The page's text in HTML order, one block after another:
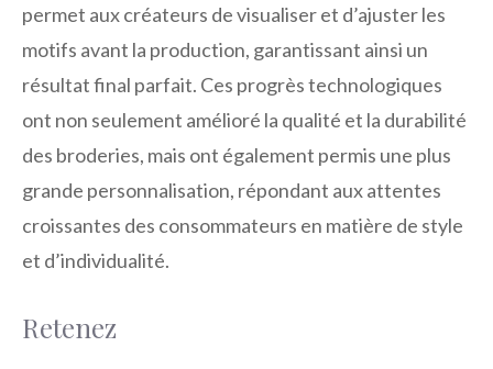
permet aux créateurs de visualiser et d’ajuster les
motifs avant la production, garantissant ainsi un
résultat final parfait. Ces progrès technologiques
ont non seulement amélioré la qualité et la durabilité
des broderies, mais ont également permis une plus
grande personnalisation, répondant aux attentes
croissantes des consommateurs en matière de style
et d’individualité.
Retenez